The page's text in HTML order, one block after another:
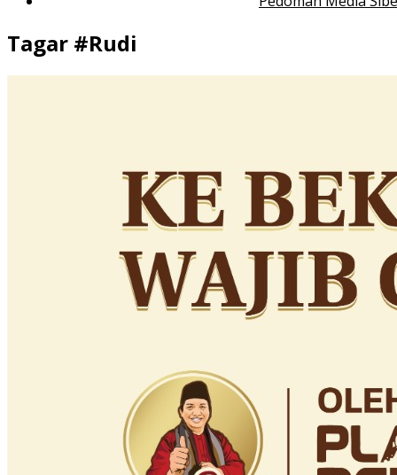
Tagar #Rudi